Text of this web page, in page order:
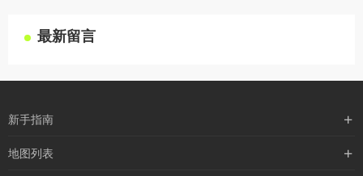
最新留言
新手指南
购买流程
地图列表